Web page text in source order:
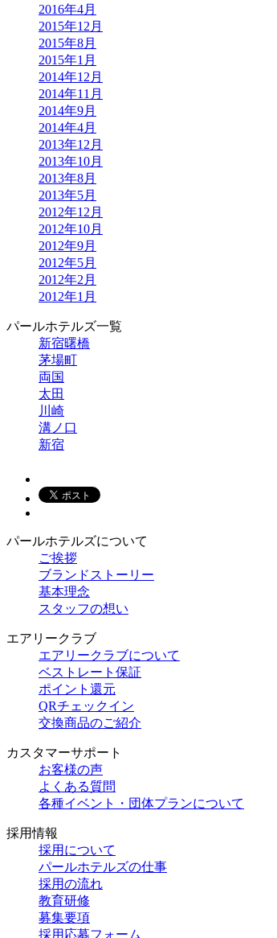
2016年4月
2015年12月
2015年8月
2015年1月
2014年12月
2014年11月
2014年9月
2014年4月
2013年12月
2013年10月
2013年8月
2013年5月
2012年12月
2012年10月
2012年9月
2012年5月
2012年2月
2012年1月
パールホテルズ一覧
新宿曙橋
茅場町
両国
太田
川崎
溝ノ口
新宿
パールホテルズについて
ご挨拶
ブランドストーリー
基本理念
スタッフの想い
エアリークラブ
エアリークラブについて
ベストレート保証
ポイント還元
QRチェックイン
交換商品のご紹介
カスタマーサポート
お客様の声
よくある質問
各種イベント・団体プランについて
採用情報
採用について
パールホテルズの仕事
採用の流れ
教育研修
募集要項
採用応募フォーム